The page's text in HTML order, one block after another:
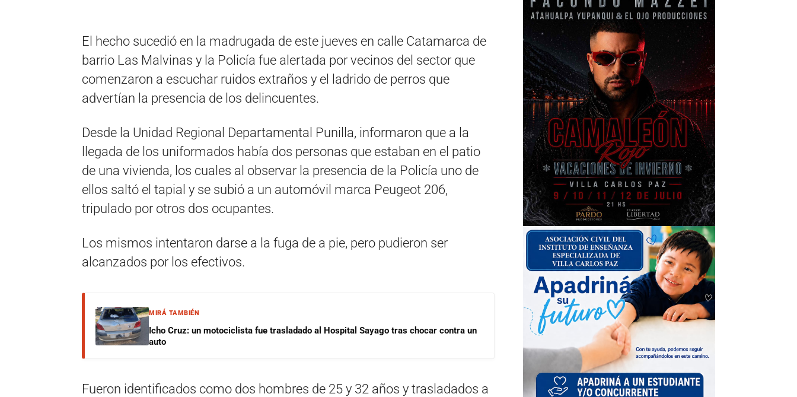
El hecho sucedió en la madrugada de este jueves en calle Catamarca de
barrio Las Malvinas y la Policía fue alertada por vecinos del sector que
comenzaron a escuchar ruidos extraños y el ladrido de perros que
advertían la presencia de los delincuentes.
Desde la Unidad Regional Departamental Punilla, informaron que a la
llegada de los uniformados había dos personas que estaban en el patio
de una vivienda, los cuales al observar la presencia de la Policía uno de
ellos saltó el tapial y se subió a un automóvil marca Peugeot 206,
tripulado por otros dos ocupantes.
Los mismos intentaron darse a la fuga de a pie, pero pudieron ser
alcanzados por los efectivos.
MIRÁ TAMBIÉN
Icho Cruz: un motociclista fue trasladado al Hospital Sayago tras chocar contra un
auto
Fueron identificados como dos hombres de 25 y 32 años y trasladados a